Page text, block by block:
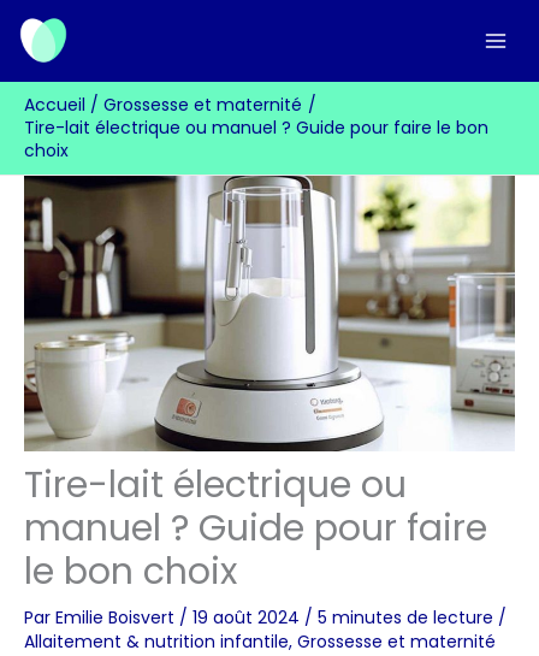
Aller
contenu
Accueil
Grossesse et maternité
Tire-lait électrique ou manuel ? Guide pour faire le bon
choix
Tire-lait électrique ou
manuel ? Guide pour faire
le bon choix
Par Emilie Boisvert / 19 août 2024 / 5 minutes de lecture /
Allaitement & nutrition infantile, Grossesse et maternité